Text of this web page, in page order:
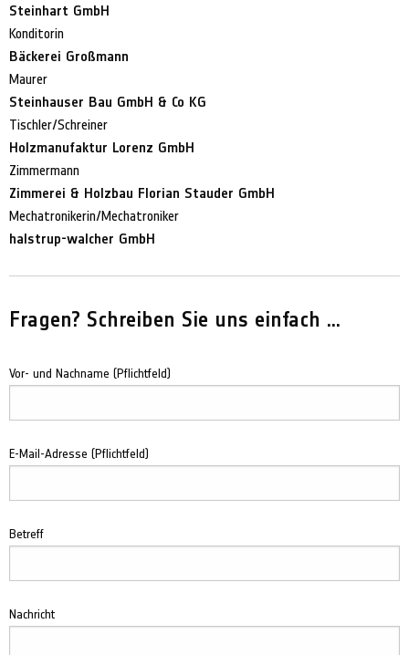
Steinhart GmbH
Konditorin
Bäckerei Großmann
Maurer
Steinhauser Bau GmbH & Co KG
Tischler/Schreiner
Holzmanufaktur Lorenz GmbH
Zimmermann
Zimmerei & Holzbau Florian Stauder GmbH
Mechatronikerin/Mechatroniker
halstrup-walcher GmbH
Fragen? Schreiben Sie uns einfach …
Vor- und Nachname (Pflichtfeld)
E-Mail-Adresse (Pflichtfeld)
Betreff
Nachricht